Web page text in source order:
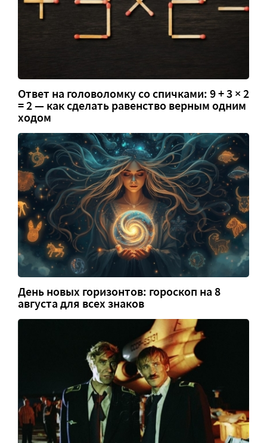
Ответ на головоломку со спичками: 9 + 3 × 2
= 2 — как сделать равенство верным одним
ходом
День новых горизонтов: гороскоп на 8
августа для всех знаков